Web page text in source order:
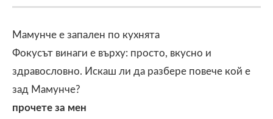
Мамунче е запален по кухнята
Фокусът винаги е върху: просто, вкусно и
здравословно. Искаш ли да разбере повече кой е
зад Мамунче?
прочете за мен